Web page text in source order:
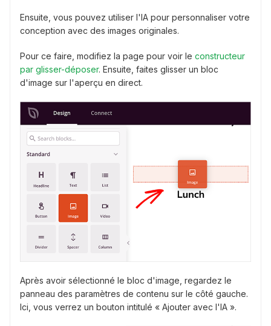
Ensuite, vous pouvez utiliser l'IA pour personnaliser votre
conception avec des images originales.
Pour ce faire, modifiez la page pour voir le constructeur
par glisser-déposer. Ensuite, faites glisser un bloc
d'image sur l'aperçu en direct.
Après avoir sélectionné le bloc d'image, regardez le
panneau des paramètres de contenu sur le côté gauche.
Ici, vous verrez un bouton intitulé « Ajouter avec l'IA ».